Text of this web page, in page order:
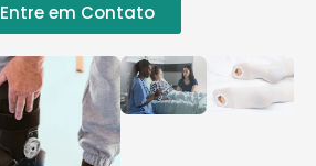
Entre em Contato